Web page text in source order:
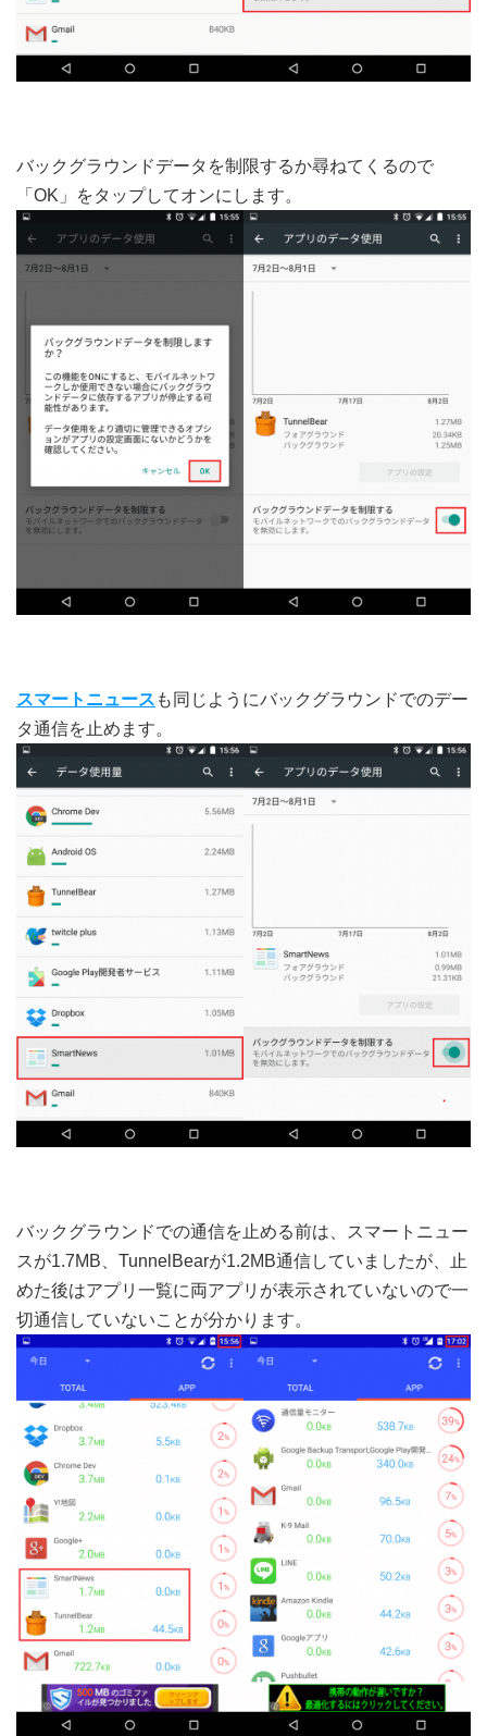
バックグラウンドデータを制限するか尋ねてくるので
「OK」をタップしてオンにします。
スマートニュース も同じようにバックグラウンドでのデー
タ通信を止めます。
バックグラウンドでの通信を止める前は、スマートニュー
スが1.7MB、TunnelBearが1.2MB通信していましたが、止
めた後はアプリ一覧に両アプリが表示されていないので一
切通信していないことが分かります。